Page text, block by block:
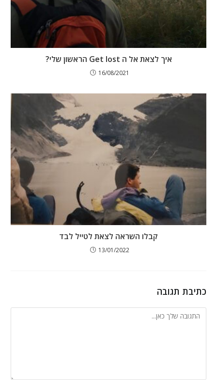
איך לצאת אל ה Get lost הראשון שלי?
16/08/2021
קבלו השראה לצאת לטייל לבד
13/01/2022
כתיבת תגובה
להגיב